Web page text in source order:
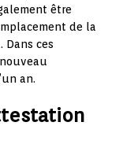
être
de la
Dans ces
an.